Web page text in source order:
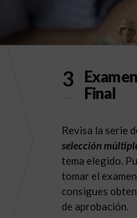
3
Examen
Final
Revisa la serie
selección
tema elegido.
tomar el
consigues
de aprobación.